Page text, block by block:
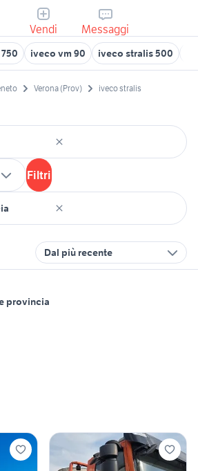
Vendi Messaggi
iveco vm 90 iveco stralis 500
Verona (Prov) iveco stralis
Filtri
Dal più recente
provincia